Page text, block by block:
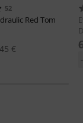
52
Red Tom
€